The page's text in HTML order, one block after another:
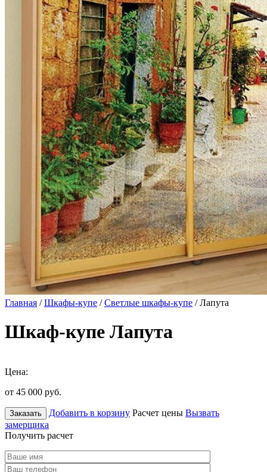
Главная /Шкафы-купе /Светлые шкафы-купе / Лапута
Шкаф-купе Лапута
Цена:
от 45 000 руб.
Заказать Добавить в корзину Расчет цены Вызвать
замерщика
Получить расчет